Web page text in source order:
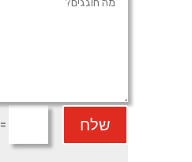
= שלח